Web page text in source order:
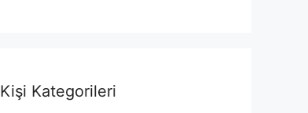
Kişi Kategorileri